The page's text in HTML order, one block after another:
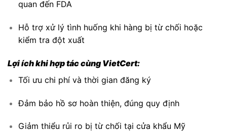
quan đến FDA
Hỗ trợ xử lý tình huống khi hàng bị từ chối hoặc
kiểm tra đột xuất
Lợi ích khi hợp tác cùng VietCert:
Tối ưu chi phí và thời gian đăng ký
Đảm bảo hồ sơ hoàn thiện, đúng quy định
Giảm thiểu rủi ro bị từ chối tại cửa khẩu Mỹ